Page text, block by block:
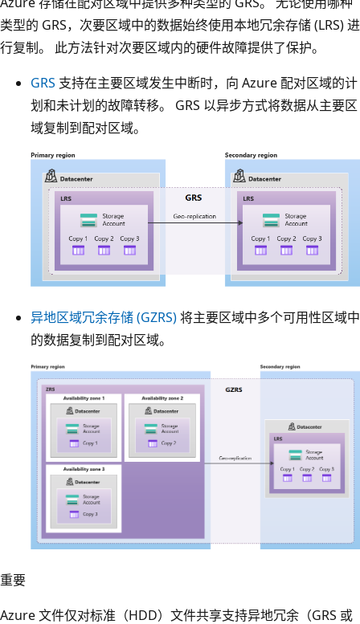
、
副
2
和
副
本
类型的 GRS，次要区域中的数据始终使用本地冗余存储 (LRS) 进
行复制。 此方法针对次要区域内的硬件故障提供了保护。
GRS 支持在主要区域发生中断时，向 Azure 配对区域的计
划和未计划的故障转移。 GRS 以异步方式将数据从主要区
域复制到配对区域。
两
个
蓝
色
框
表
示
主
要
区
域
要
异地区域冗余存储 (GZRS)将主要区域中多个可用性区域中
的数据复制到配对区域。
重要
Azure 文件仅对标准（HDD）文件共享支持异地冗余（GRS 或